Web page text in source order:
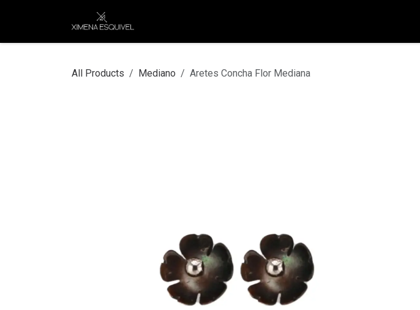
All Products Mediano Aretes Concha Flor Mediana